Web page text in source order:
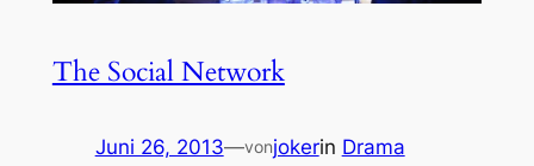
The Social Network
Juni 26, 2013—vonjokerin Drama